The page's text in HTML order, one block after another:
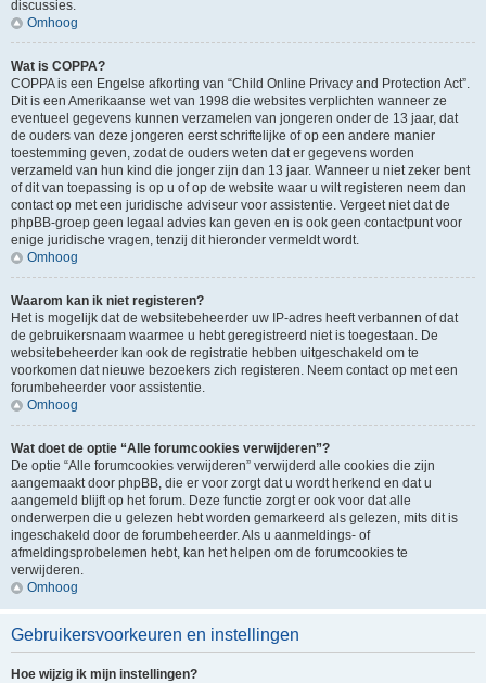
discussies.
Omhoog
Wat is COPPA?
COPPA is een Engelse afkorting van “Child Online Privacy and Protection Act”.
Dit is een Amerikaanse wet van 1998 die websites verplichten wanneer ze
eventueel gegevens kunnen verzamelen van jongeren onder de 13 jaar, dat
de ouders van deze jongeren eerst schriftelijke of op een andere manier
toestemming geven, zodat de ouders weten dat er gegevens worden
verzameld van hun kind die jonger zijn dan 13 jaar. Wanneer u niet zeker bent
of dit van toepassing is op u of op de website waar u wilt registeren neem dan
contact op met een juridische adviseur voor assistentie. Vergeet niet dat de
phpBB-groep geen legaal advies kan geven en is ook geen contactpunt voor
enige juridische vragen, tenzij dit hieronder vermeldt wordt.
Omhoog
Waarom kan ik niet registeren?
Het is mogelijk dat de websitebeheerder uw IP-adres heeft verbannen of dat
de gebruikersnaam waarmee u hebt geregistreerd niet is toegestaan. De
websitebeheerder kan ook de registratie hebben uitgeschakeld om te
voorkomen dat nieuwe bezoekers zich registeren. Neem contact op met een
forumbeheerder voor assistentie.
Omhoog
Wat doet de optie “Alle forumcookies verwijderen”?
De optie “Alle forumcookies verwijderen” verwijderd alle cookies die zijn
aangemaakt door phpBB, die er voor zorgt dat u wordt herkend en dat u
aangemeld blijft op het forum. Deze functie zorgt er ook voor dat alle
onderwerpen die u gelezen hebt worden gemarkeerd als gelezen, mits dit is
ingeschakeld door de forumbeheerder. Als u aanmeldings- of
afmeldingsprobelemen hebt, kan het helpen om de forumcookies te
verwijderen.
Omhoog
Gebruikersvoorkeuren en instellingen
Hoe wijzig ik mijn instellingen?